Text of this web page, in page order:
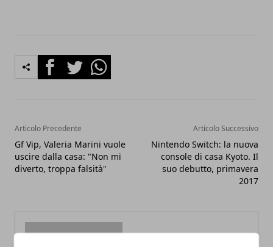
FacebookTwitterWhatsapp
Articolo Precedente
Gf Vip, Valeria Marini vuole
uscire dalla casa: "Non mi
diverto, troppa falsità"
Articolo Successivo
Nintendo Switch: la nuova
console di casa Kyoto. Il
suo debutto, primavera
2017